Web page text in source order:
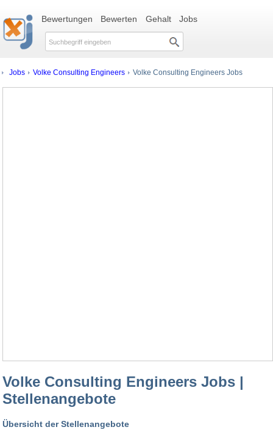
Bewertungen Bewerten Gehalt Jobs
Jobs Volke Consulting Engineers Volke Consulting Engineers Jobs
Volke Consulting Engineers Jobs |
Stellenangebote
Übersicht der Stellenangebote